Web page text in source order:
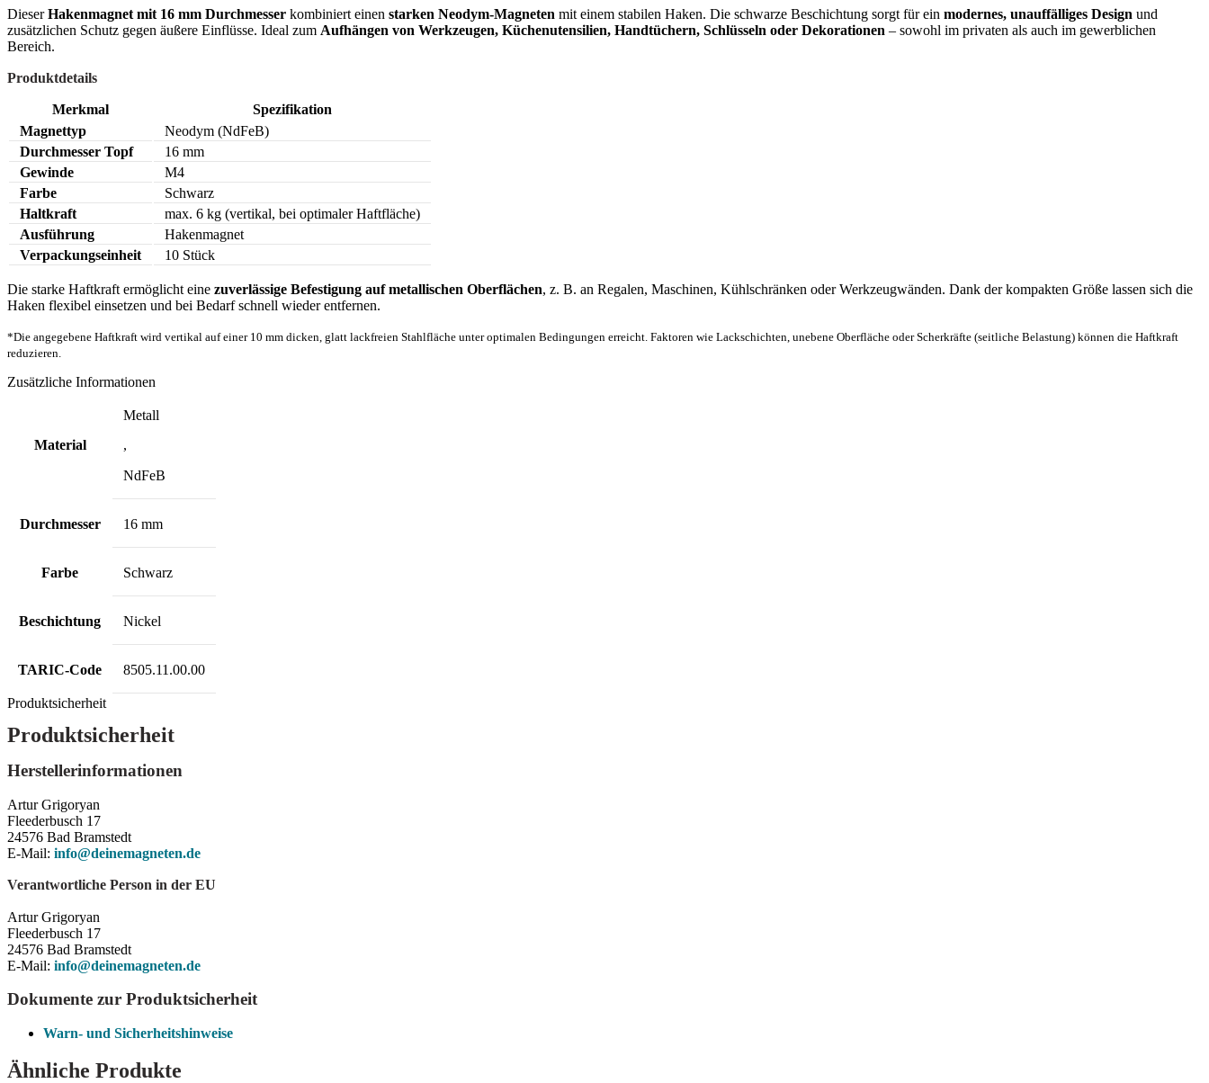
DieserHakenmagnet mit 16 mm Durchmesser kombiniert einen starken Neodym-Magneten mit einem stabilen Haken. Die schwarze Beschichtung sorgt für ein modernes, unauffälliges Design und
zusätzlichen Schutz gegen äußere Einflüsse. Ideal zum Aufhängen von Werkzeugen, Küchenutensilien, Handtüchern, Schlüsseln oder Dekorationen – sowohl im privaten als auch im gewerblichen
Bereich.
Produktdetails
Merkmal
Spezifikation
Magnettyp
Neodym (NdFeB)
Durchmesser Topf
16 mm
Gewinde
M4
Farbe
Schwarz
Haltkraft
max. 6 kg (vertikal, bei optimaler Haftfläche)
Ausführung
Hakenmagnet
Verpackungseinheit
10 Stück
Die starke Haftkraft ermöglicht eine zuverlässige Befestigung auf metallischen Oberflächen, z. B. an Regalen, Maschinen, Kühlschränken oder Werkzeugwänden. Dank der kompakten Größe lassen sich die
Haken flexibel einsetzen und bei Bedarf schnell wieder entfernen.
*Die angegebene Haftkraft wird vertikal auf einer 10 mm dicken, glatt lackfreien Stahlfläche unter optimalen Bedingungen erreicht. Faktoren wie Lackschichten, unebene Oberfläche oder Scherkräfte (seitliche Belastung) können die Haftkraft
reduzieren.
Zusätzliche Informationen
Material
Metall
,
NdFeB
Durchmesser 16 mm
Farbe Schwarz
Beschichtung Nickel
TARIC-Code 8505.11.00.00
Produktsicherheit
Produktsicherheit
Herstellerinformationen
Artur Grigoryan
Fleederbusch 17
24576 Bad Bramstedt
E-Mail: info@deinemagneten.de
Verantwortliche Person in der EU
Artur Grigoryan
Fleederbusch 17
24576 Bad Bramstedt
E-Mail: info@deinemagneten.de
Dokumente zur Produktsicherheit
Warn- und Sicherheitshinweise
Ähnliche Produkte